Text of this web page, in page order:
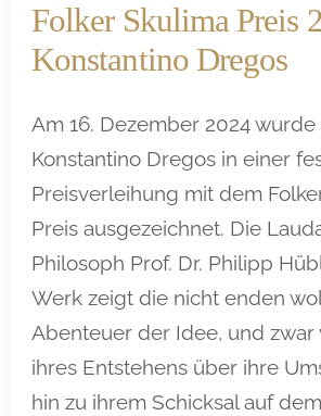
Folker Skulima Preis
Konstantino Dregos
Am 16. Dezember 2024
Konstantino Dregos in einer
Preisverleihung mit dem
Preis ausgezeichnet. Die
Philosoph Prof. Dr. Philipp
Werk zeigt die nicht enden
Abenteuer der Idee, und
ihres Entstehens über ihre
hin zu ihrem Schicksal auf